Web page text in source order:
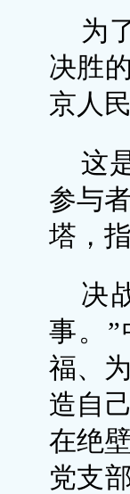
为
决胜
京人
这
参与
塔，
决
事。
福、
造自
在绝
党支